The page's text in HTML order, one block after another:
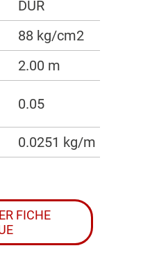
DUR
88 kg/cm2
2.00 m
0.05
0.0251 kg/m
FICHE